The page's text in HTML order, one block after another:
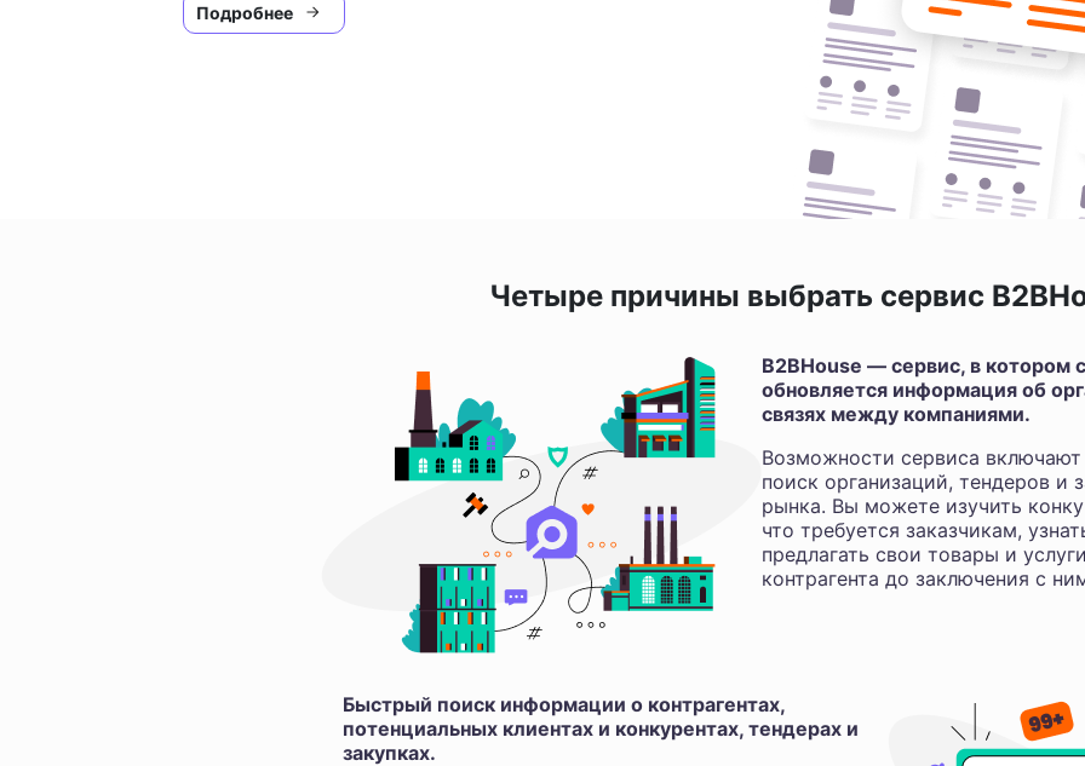
Подробнее
Четыре причины выбрать сервис
B2BHouse — сервис, в котором
обновляется информация об
связях между компаниями.
Возможности сервиса включают
поиск организаций, тендеров и
рынка. Вы можете изучить
что требуется заказчикам,
предлагать свои товары и
контрагента до заключения с
Быстрый поиск информации о контрагентах,
потенциальных клиентах и конкурентах, тендерах и
закупках.